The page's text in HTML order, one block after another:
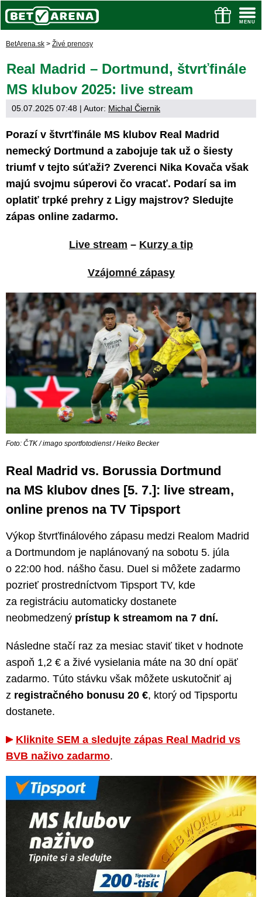
BetArena.sk > Živé prenosy
Real Madrid – Dortmund, štvrťfinále
MS klubov 2025: live stream
05.07.2025 07:48 | Autor: Michal Čiernik
Porazí v štvrťfinále MS klubov Real Madrid
nemecký Dortmund a zabojuje tak už o šiesty
triumf v tejto súťaži? Zverenci Nika Kovača však
majú svojmu súperovi čo vracať. Podarí sa im
oplatiť trpké prehry z Ligy majstrov? Sledujte
zápas online zadarmo.
Live stream – Kurzy a tip
Vzájomné zápasy
Foto: ČTK / imago sportfotodienst / Heiko Becker
Real Madrid vs. Borussia Dortmund
na MS klubov dnes [5. 7.]: live stream,
online prenos na TV Tipsport
Výkop štvrťfinálového zápasu medzi Realom Madrid
a Dortmundom je naplánovaný na sobotu 5. júla
o 22:00 hod. nášho času. Duel si môžete zadarmo
pozrieť prostredníctvom Tipsport TV, kde
za registráciu automaticky dostanete
neobmedzený prístup k streamom na 7 dní.
Následne stačí raz za mesiac staviť tiket v hodnote
aspoň 1,2 € a živé vysielania máte na 30 dní opäť
zadarmo. Túto stávku však môžete uskutočniť aj
z registračného bonusu 20 €, ktorý od Tipsportu
dostanete.
Kliknite SEM a sledujte zápas Real Madrid vs
BVB naživo zadarmo.